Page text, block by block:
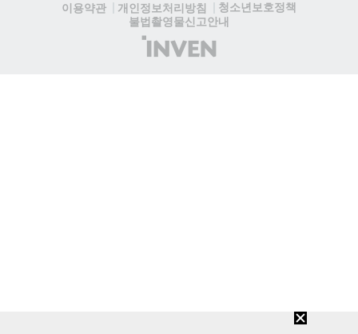
이용약관
개인정보처리방침
청소년보호정책
불법촬영물신고안내
(주)
인